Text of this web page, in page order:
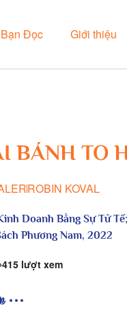
Đọc Giới thiệu
BÁNH TO
ROBIN KOVAL
Doanh Bằng Sự Tử Tế
Phương Nam, 2022
415 lượt xem